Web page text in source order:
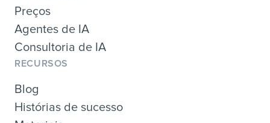
Preços
Agentes de IA
Consultoria de IA
RECURSOS
Blog
Histórias de sucesso